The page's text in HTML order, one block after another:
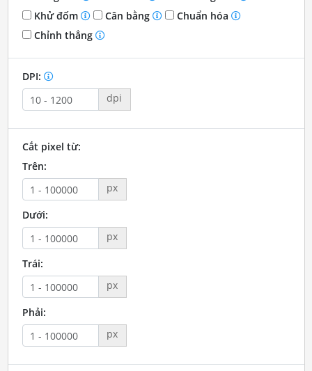
Khử đốm
Cân bằng
Chuẩn hóa
Chỉnh thẳng
DPI:
dpi
Cắt pixel từ:
Trên:
px
Dưới:
px
Trái:
px
Phải:
px